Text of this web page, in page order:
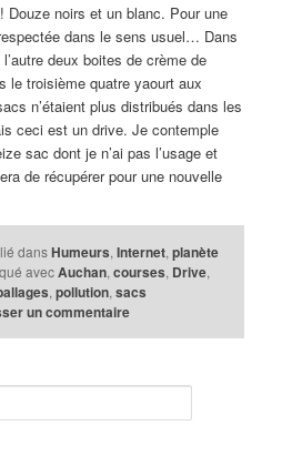
Douze noirs et un blanc. Pour une
dans le sens usuel… Dans
deux boites de crème de
le troisième quatre yaourt aux
n’étaient plus distribués dans les
ceci est un drive. Je contemple
sac dont je n’ai pas l’usage et
de récupérer pour une nouvelle
dans Humeurs, Internet, planète
avec Auchan, courses, Drive,
, pollution, sacs
un commentaire